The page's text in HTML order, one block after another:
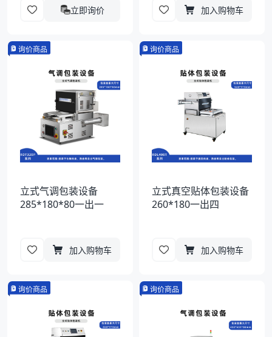
立即询价 加入购物车
询价商品
立式气调包装设备
285*180*80一出一
加入购物车
询价商品
立式真空贴体包装设备
260*180一出四
加入购物车
询价商品 询价商品